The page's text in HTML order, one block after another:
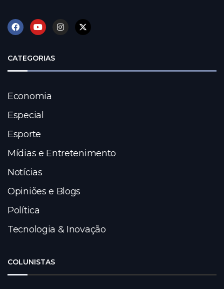
CATEGORIAS
Economia
Especial
Esporte
Mídias e Entretenimento
Notícias
Opiniões e Blogs
Política
Tecnologia & Inovação
COLUNISTAS